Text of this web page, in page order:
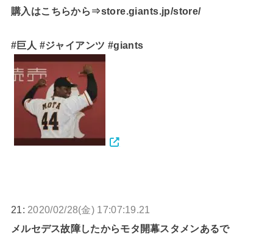
購入はこちらから⇒store.giants.jp/store/
#巨人 #ジャイアンツ #giants
21: 2020/02/28(金) 17:07:19.21
メルセデス故障したからモタ開幕スタメンあるで